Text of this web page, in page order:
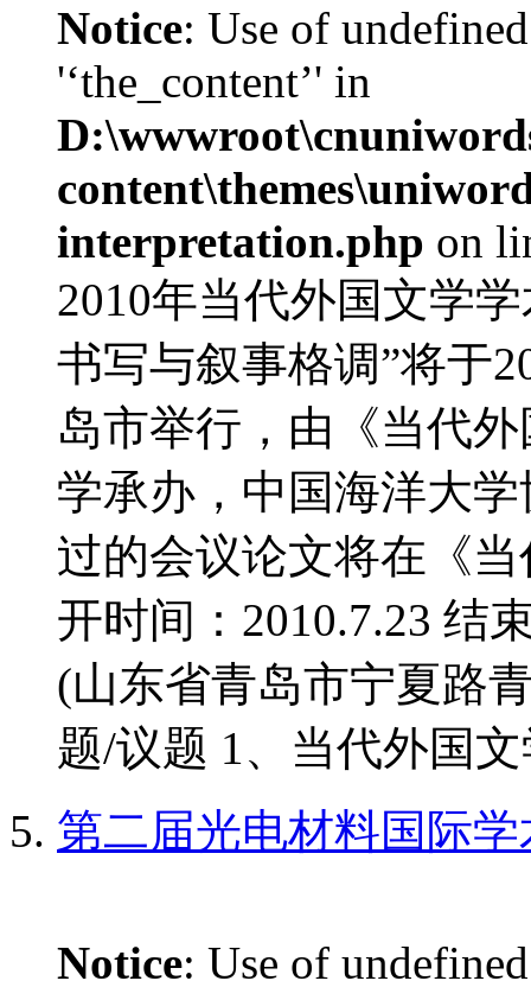
Notice: Use of
'‘the_content’' in
interpretation.php on
2010年当代外国文学
书写与叙事格调”将于
岛市举行，由《当代
学承办，中国海洋大
过的会议论文将在《
开时间：2010.7.23 结
(山东省青岛市宁夏路
题/议题 1、当代外国文
第二届光电材料国际
Notice: Use of